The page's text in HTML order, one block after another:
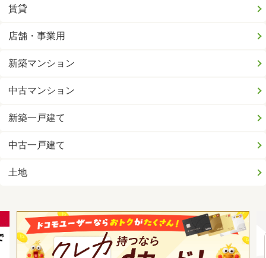
賃貸
店舗・事業用
新築マンション
中古マンション
新築一戸建て
中古一戸建て
土地